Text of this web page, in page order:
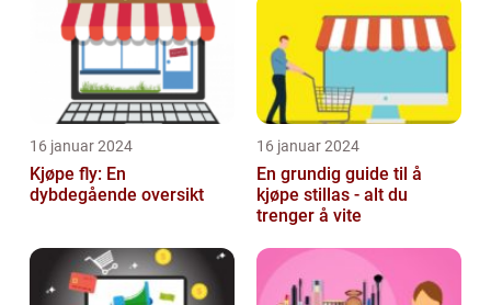
16 januar 2024
Kjøpe fly: En
dybdegående oversikt
16 januar 2024
En grundig guide til å
kjøpe stillas - alt du
trenger å vite